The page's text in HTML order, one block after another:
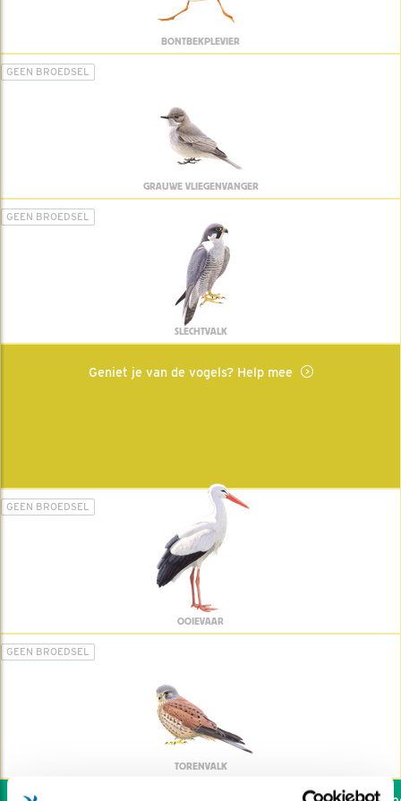
BONTBEKPLEVIER
GEEN BROEDSEL
GRAUWE VLIEGENVANGER
GEEN BROEDSEL
SLECHTVALK
Geniet je van de vogels? Help mee
GEEN BROEDSEL
OOIEVAAR
GEEN BROEDSEL
TORENVALK